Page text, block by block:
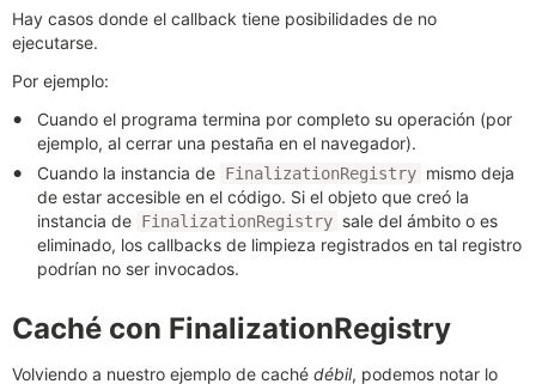
Hay casos donde el callback tiene posibilidades de no
ejecutarse.
Por ejemplo:
Cuando el programa termina por completo su operación (por
ejemplo, al cerrar una pestaña en el navegador).
Cuando la instancia de FinalizationRegistry mismo deja
de estar accesible en el código. Si el objeto que creó la
instancia de FinalizationRegistry sale del ámbito o es
eliminado, los callbacks de limpieza registrados en tal registro
podrían no ser invocados.
Caché con FinalizationRegistry
Volviendo a nuestro ejemplo de caché débil, podemos notar lo